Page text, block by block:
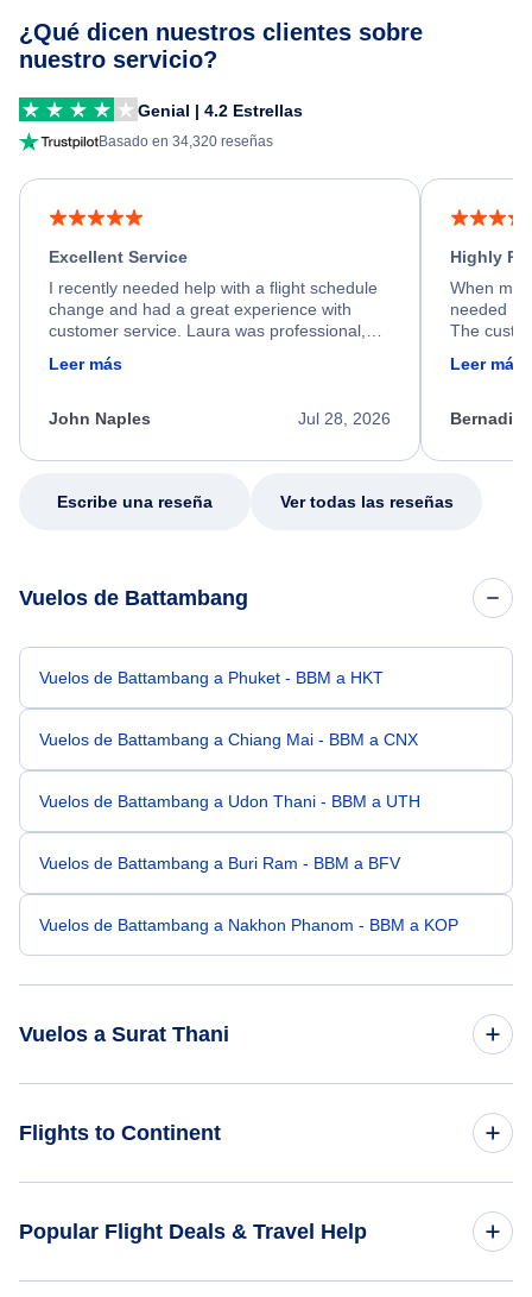
¿Qué dicen nuestros clientes sobre
nuestro servicio?
Genial | 4.2 Estrellas
Basado en 34,320 reseñas
Excellent Service
I recently needed help with a flight schedule
change and had a great experience with
customer service. Laura was professional,
friendly, and very helpful throughout the
process. She quickly found a solution and
appreciate her excellent service.
Leer más
Jul 28, 2026
John Naples
Highly
When my
needed
The
calm,
my issue.
Leer más
Escribe una reseña Ver todas las reseñas
Vuelos de Battambang
Vuelos de Battambang a Phuket - BBM a HKT
Vuelos de Battambang a Chiang Mai - BBM a CNX
Vuelos de Battambang a Udon Thani - BBM a UTH
Vuelos de Battambang a Buri Ram - BBM a BFV
Vuelos de Battambang a Nakhon Phanom - BBM a KOP
Vuelos a Surat Thani
Vuelos de Bandar Seri Begwan a Surat Thani - BWN a URT
Flights to Continent
Popular Flight Deals & Travel Help